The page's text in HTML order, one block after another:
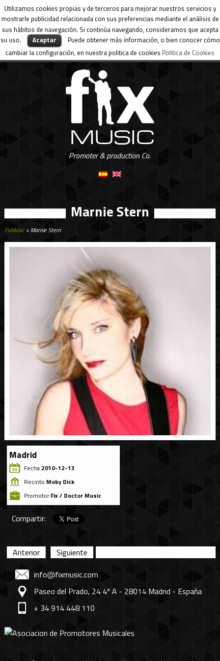
Utilizamos cookies propias y de terceros para mejorar nuestros servicios y
mostrarle publicidad relacionada con sus preferencias mediante el análisis de
sus hábitos de navegación. Si continúa navegando, consideramos que acepta
su uso.
Aceptar
Puede obtener más información, o bien conocer cómo
cambiar la configuración, en nuestra politica de cookies Politica de Cookies
Promoter & production Co.
Marnie Stern
FixMusic> Marnie Stern
Madrid
Fecha 2010-12-13
Recinto Moby Dick
PromotorFix / Doctor Music
Compartir:
Anterior
Siguiente
info@fixmusic.com
Paseo del Prado, 24 4º A - 28014 Madrid - España
+ 34 914 448 110